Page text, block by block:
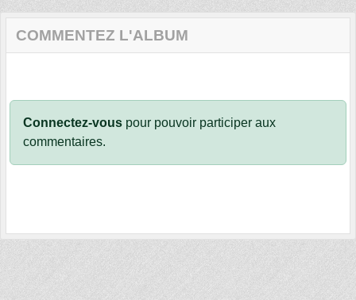
COMMENTEZ L'ALBUM
Connectez-vous pour pouvoir participer aux
commentaires.